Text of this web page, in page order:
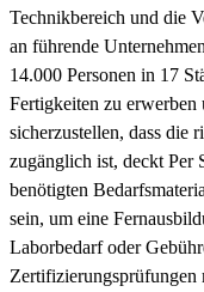
Technikbereich und die
an führende
14.000 Personen in 17
Fertigkeiten zu
sicherzustellen, dass die
zugänglich ist, deckt Per
benötigten
sein, um eine
Laborbedarf oder
Zertifizierungsprüfungen